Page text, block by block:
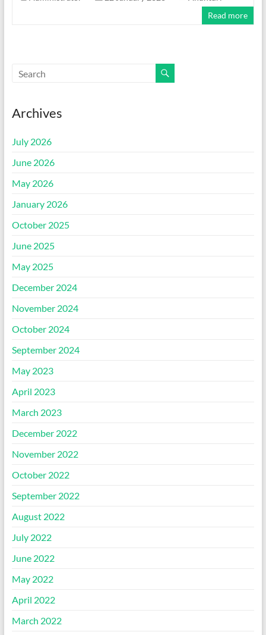
Read more
Archives
July 2026
June 2026
May 2026
January 2026
October 2025
June 2025
May 2025
December 2024
November 2024
October 2024
September 2024
May 2023
April 2023
March 2023
December 2022
November 2022
October 2022
September 2022
August 2022
July 2022
June 2022
May 2022
April 2022
March 2022